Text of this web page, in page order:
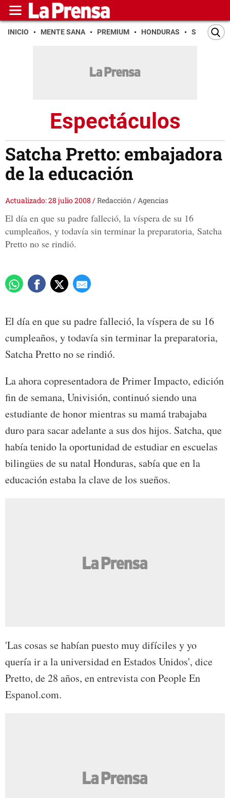
INICIO MENTE SANA PREMIUM HONDURAS SAN PEDRO
Espectáculos
Satcha Pretto: embajadora
de la educación
Actualizado: 28 julio 2008 /Redacción / Agencias
El día en que su padre falleció, la víspera de su 16
cumpleaños, y todavía sin terminar la preparatoria, Satcha
Pretto no se rindió.
El día en que su padre falleció, la víspera de su 16
cumpleaños, y todavía sin terminar la preparatoria,
Satcha Pretto no se rindió.
La ahora copresentadora de Primer Impacto, edición
fin de semana, Univisión, continuó siendo una
estudiante de honor mientras su mamá trabajaba
duro para sacar adelante a sus dos hijos. Satcha, que
había tenido la oportunidad de estudiar en escuelas
bilingües de su natal Honduras, sabía que en la
educación estaba la clave de los sueños.
'Las cosas se habían puesto muy difíciles y yo
quería ir a la universidad en Estados Unidos', dice
Pretto, de 28 años, en entrevista con People En
Espanol.com.